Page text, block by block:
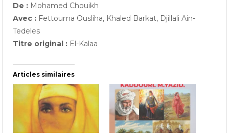
De : Mohamed Chouikh
Avec : Fettouma Ousliha, Khaled Barkat, Djillali Ain-
Tedeles
Titre original : El-Kalaa
Articles similaires